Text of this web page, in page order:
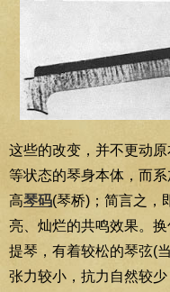
这些的改变，并不更动
等状态的琴身本体，而系
高琴码(琴桥)；简言之，
亮、灿烂的共鸣效果。
提琴，有着较松的琴弦(
张力较小，抗力自然较